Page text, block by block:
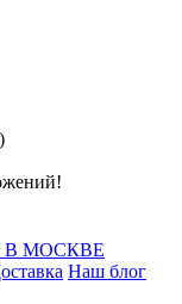
В МОСКВЕ
Наш блог